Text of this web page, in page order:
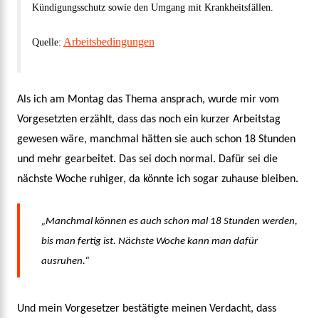
Kündigungsschutz sowie den Umgang mit Krankheitsfällen.
Quelle: Arbeitsbedingungen
Als ich am Montag das Thema ansprach, wurde mir vom
Vorgesetzten erzählt, dass das noch ein kurzer Arbeitstag
gewesen wäre, manchmal hätten sie auch schon 18 Stunden
und mehr gearbeitet. Das sei doch normal. Dafür sei die
nächste Woche ruhiger, da könnte ich sogar zuhause bleiben.
„Manchmal können es auch schon mal 18 Stunden werden,
bis man fertig ist. Nächste Woche kann man dafür
ausruhen.“
Und mein Vorgesetzer bestätigte meinen Verdacht, dass